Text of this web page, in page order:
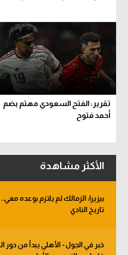
تقرير: الفتح السعودي مهتم بضم
أحمد فتوح
الأكثر مشاهدة
بيزيرا: الزمالك لم يلتزم بوعده
تاريخ النادي